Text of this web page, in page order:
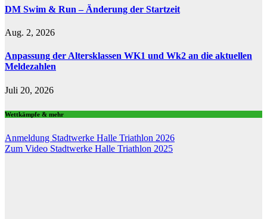
DM Swim & Run – Änderung der Startzeit
Aug. 2, 2026
Anpassung der Altersklassen WK1 und Wk2 an die aktuellen
Meldezahlen
Juli 20, 2026
Wettkämpfe & mehr
Anmeldung Stadtwerke Halle Triathlon 2026
Zum Video Stadtwerke Halle Triathlon 2025